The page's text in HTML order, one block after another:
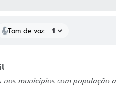
Tom de voz:
municípios com população